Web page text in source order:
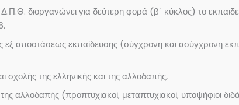
διοργανώνει για δεύτερη φορά (β` κύκλος) το
αποστάσεως εκπαίδευσης (σύγχρονη και ασύγχρονη
σχολής της ελληνικής και της αλλοδαπής,
αλλοδαπής (προπτυχιακοί, μεταπτυχιακοί, υποψήφιοι